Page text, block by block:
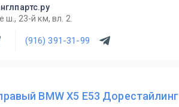
ш., 23-й км, вл. 2.
(916) 391-31-99
BMW X5 E53 Дорестайлинг